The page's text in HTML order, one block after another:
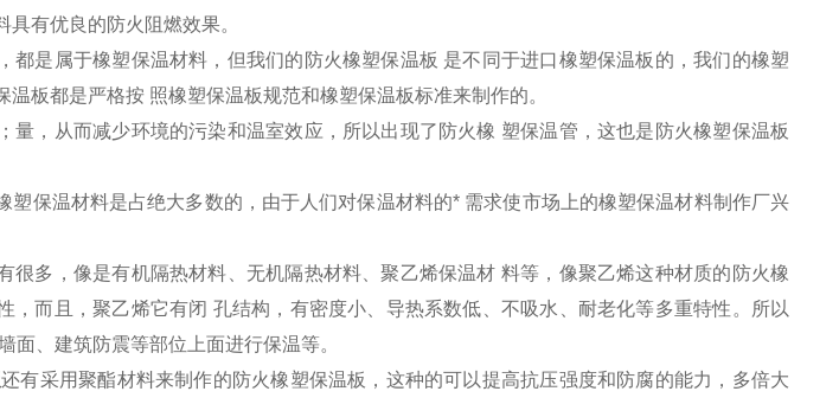
有优良的防火阻燃效果。
都是属于橡塑保温材料，但我们的防火橡塑保温板 是不同于进口橡塑保温板的，我们的橡塑
板都是严格按 照橡塑保温板规范和橡塑保温板标准来制作的。
量，从而减少环境的污染和温室效应，所以出现了防火橡 塑保温管，这也是防火橡塑保温板
塑保温材料是占绝大多数的，由于人们对保温材料的* 需求使市场上的橡塑保温材料制作厂兴
很多，像是有机隔热材料、无机隔热材料、聚乙烯保温材 料等，像聚乙烯这种材质的防火橡
，而且，聚乙烯它有闭 孔结构，有密度小、导热系数低、不吸水、耐老化等多重特性。所以
面、建筑防震等部位上面进行保温等。
还有采用聚酯材料来制作的防火橡塑保温板，这种的可以提高抗压强度和防腐的能力，多倍大